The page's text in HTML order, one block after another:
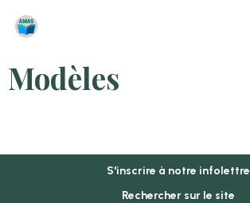
Modèles
S'inscrire à notre infolettre
Rechercher sur le site